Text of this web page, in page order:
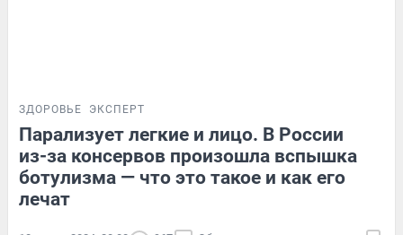
ЗДОРОВЬЕ ЭКСПЕРТ
Парализует легкие и лицо. В России
из-за консервов произошла вспышка
ботулизма — что это такое и как его
лечат